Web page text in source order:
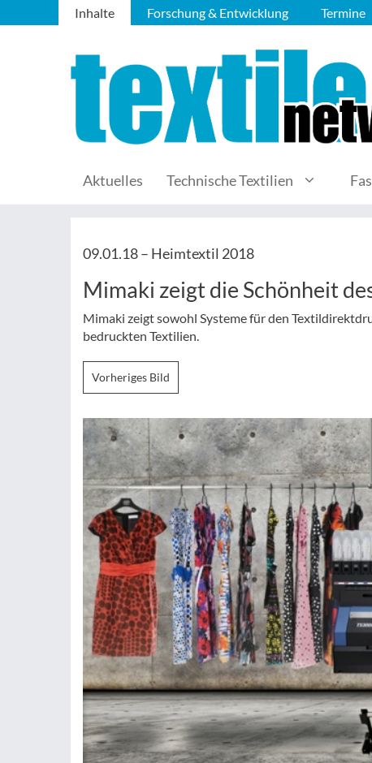
Inhalte Forschung & Entwicklung Termine
Aktuelles Technische Textilien
09.01.18 – Heimtextil 2018
Mimaki zeigt die Schönheit
Mimaki zeigt sowohl Systeme für den
bedruckten Textilien.
Vorheriges Bild